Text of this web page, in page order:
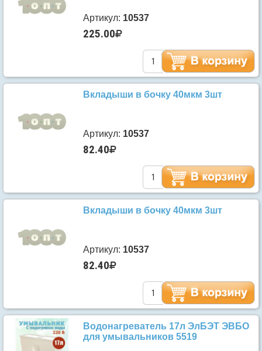
Артикул: 10537
225.00
Вкладыши в бочку 40мкм 3шт
Артикул: 10537
82.40
Вкладыши в бочку 40мкм 3шт
Артикул: 10537
82.40
Водонагреватель 17л ЭлБЭТ ЭВБО
для умывальников 5519